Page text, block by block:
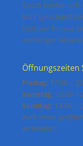
Tasch telefonisch
Mail
Darüber hinaus
vorheriger
Öffnungszeiten
Freitag: 17:00 –
Samstag: 12:00 –
Sonntag: 14:00 –
Auch innen
verbindlich.